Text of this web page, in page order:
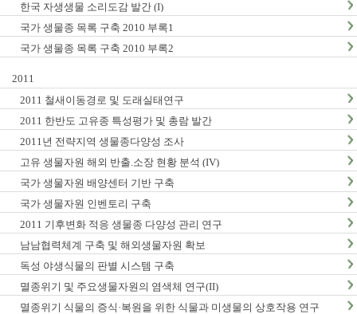
한국 자생생물 소리도감 발간 (I)
국가 생물종 목록 구축 2010 부록1
국가 생물종 목록 구축 2010 부록2
2011
2011 철새이동경로 및 도래실태연구
2011 한반도 고유종 특성평가 및 총람 발간
2011년 전략지역 생물종다양성 조사
고유 생물자원 해외 반출.소장 현황 분석 (IV)
국가 생물자원 배양센터 기반 구축
국가 생물자원 인벤토리 구축
2011 기후변화 적응 생물종 다양성 관리 연구
남남협력체계 구축 및 해외생물자원 확보
독성 야생식물의 판별 시스템 구축
멸종위기 및 주요생물자원의 염색체 연구(II)
멸종위기 식물의 증식·복원을 위한 식물과 미생물의 상호작용 연구